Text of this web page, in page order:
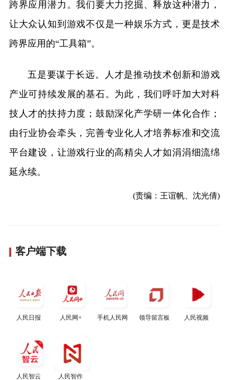
跨界应用潜力。我们要大力挖掘、释放这种潜力，
让大众认知到游戏不仅是一种娱乐方式，更是技术
跨界应用的“工具箱”。
五是要谋于长远。人才是推动技术创新和游戏
产业可持续发展的基石。为此，我们呼吁加大对科
技人才的扶持力度；鼓励深化产学研一体化合作；
由行业协会牵头，完善专业化人才培养标准和交流
平台建设，让游戏行业的高精尖人才如涓涓细流绵
延永续。
(责编：王谊帆、沈光倩)
客户端下载
人民日报 人民网+ 手机人民网 领导留言板 人民视频
人民智云 人民智作